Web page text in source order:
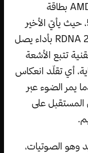
الأخرى، هو الرسوميات. صممت AMD بطاقة
رسوميات خاصة لـ بلاي ستيشن 5، حيث يأتي الأخير
مزوداً بوحدة معالجة الرسوميات RDNA 2 بأداء يصل
تقنية تتبع الأشعة
أي تقلّد انعكاس
يمر الضوء عبر
المستقبل على
وهو الصوتيات،